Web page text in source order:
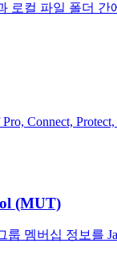
로컬 파일 폴더 간
Connect,
(MUT)
룹 멤버십 정보를